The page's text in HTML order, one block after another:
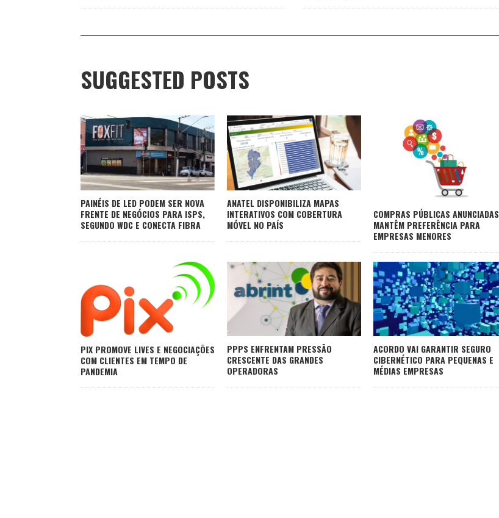
SUGGESTED POSTS
PAINÉIS DE LED PODEM SER NOVA
FRENTE DE NEGÓCIOS PARA ISPS,
SEGUNDO WDC E CONECTA FIBRA
ANATEL DISPONIBILIZA MAPAS
INTERATIVOS COM COBERTURA
MÓVEL NO PAÍS
COMPRAS PÚBLICAS ANUNCIADAS
MANTÊM PREFERÊNCIA PARA
EMPRESAS MENORES
PIX PROMOVE LIVES E NEGOCIAÇÕES
COM CLIENTES EM TEMPO DE
PANDEMIA
PPPS ENFRENTAM PRESSÃO
CRESCENTE DAS GRANDES
OPERADORAS
ACORDO VAI GARANTIR SEGURO
CIBERNÉTICO PARA PEQUENAS E
MÉDIAS EMPRESAS